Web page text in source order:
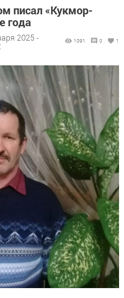
писал «Кукмор-
года
2025 -
1091 0 1